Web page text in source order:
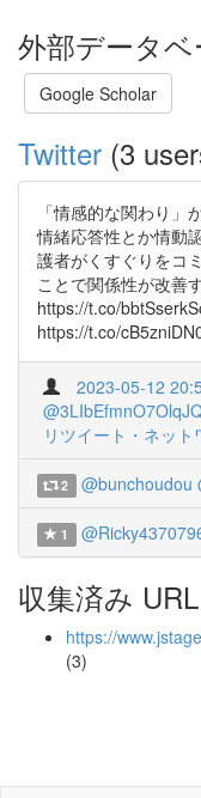
外部データ
Google Scholar
Twitter (3
「情感的な関わり」
情緒応答性とか情動
護者がくすぐりをコ
ことで関係性が改善
https://t.co/
https://t.co/
2023-05-12
リツイート・ネット
2 @bunchoudou
1
収集済み
https://
(3)